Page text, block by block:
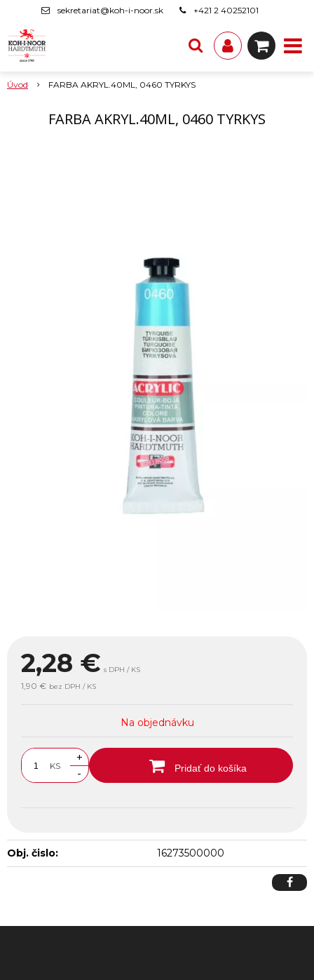
sekretariat@koh-i-noor.sk +421 2 40252101
Úvod FARBA AKRYL.40ML, 0460 TYRKYS
FARBA AKRYL.40ML, 0460 TYRKYS
2,28 € s DPH / KS
1,90 € bez DPH / KS
Na objednávku
KS
+
-
Pridať do košíka
Obj. čislo: 16273500000